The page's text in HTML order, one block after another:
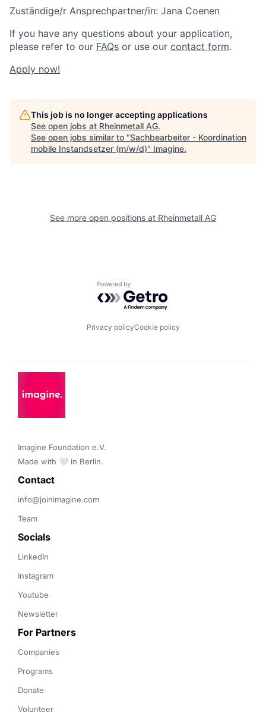
Zuständige/r Ansprechpartner/in: Jana Coenen
If you have any questions about your application,
please refer to our FAQs or use our contact form.
Apply now!
This job is no longer accepting applications
See open jobs at Rheinmetall AG.
See open jobs similar to "Sachbearbeiter - Koordination
mobile Instandsetzer (m/w/d)" Imagine.
See more open positions at Rheinmetall AG
Powered by Getro.com
Privacy policyCookie policy
Imagine Foundation e.V.
Made with 🤍 in Berlin.
Contact
info@joinimagine.com
Team
Socials
LinkedIn
Instagram
Youtube
Newsletter
For Partners
Companies
Programs
Donate
Volunteer